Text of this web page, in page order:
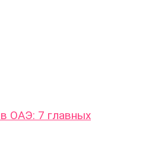
ОАЭ: 7 главных